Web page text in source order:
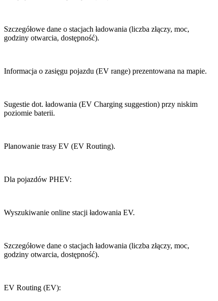
Szczegółowe dane o stacjach ładowania (liczba złączy, moc,
godziny otwarcia, dostępność).
Informacja o zasięgu pojazdu (EV range) prezentowana na mapie.
Sugestie dot. ładowania (EV Charging suggestion) przy niskim
poziomie baterii.
Planowanie trasy EV (EV Routing).
Dla pojazdów PHEV:
Wyszukiwanie online stacji ładowania EV.
Szczegółowe dane o stacjach ładowania (liczba złączy, moc,
godziny otwarcia, dostępność).
EV Routing (EV):